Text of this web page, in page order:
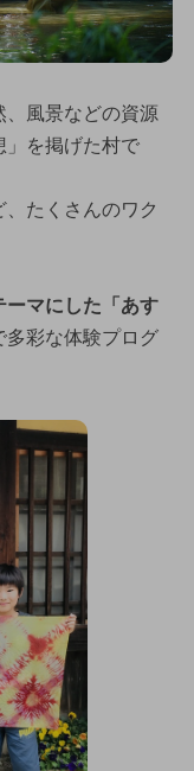
風景などの資源
」を掲げた村で
たくさんのワク
ーマにした「あす
彩な体験プログ